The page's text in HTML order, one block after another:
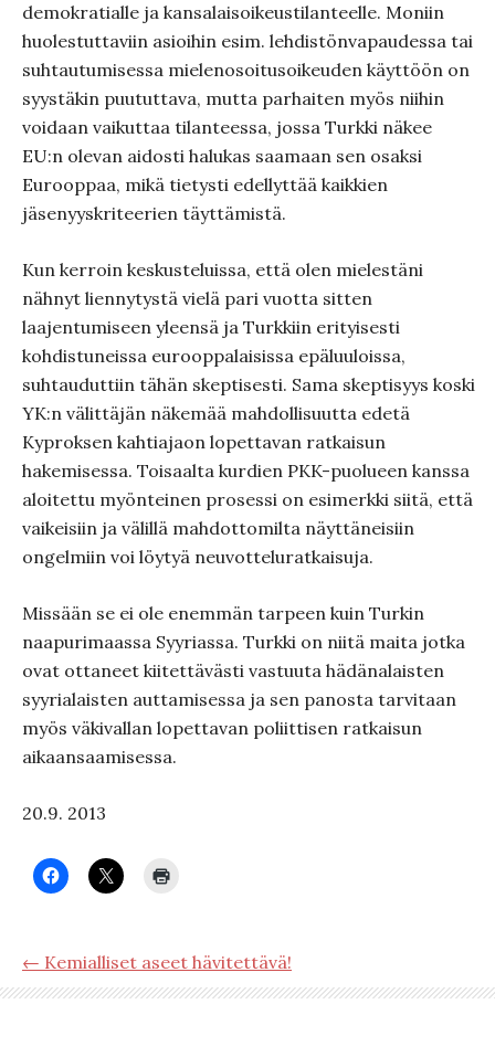
demokratialle ja kansalaisoikeustilanteelle. Moniin
huolestuttaviin asioihin esim. lehdistönvapaudessa tai
suhtautumisessa mielenosoitusoikeuden käyttöön on
syystäkin puututtava, mutta parhaiten myös niihin
voidaan vaikuttaa tilanteessa, jossa Turkki näkee
EU:n olevan aidosti halukas saamaan sen osaksi
Eurooppaa, mikä tietysti edellyttää kaikkien
jäsenyyskriteerien täyttämistä.
Kun kerroin keskusteluissa, että olen mielestäni
nähnyt liennytystä vielä pari vuotta sitten
laajentumiseen yleensä ja Turkkiin erityisesti
kohdistuneissa eurooppalaisissa epäluuloissa,
suhtauduttiin tähän skeptisesti. Sama skeptisyys koski
YK:n välittäjän näkemää mahdollisuutta edetä
Kyproksen kahtiajaon lopettavan ratkaisun
hakemisessa. Toisaalta kurdien PKK-puolueen kanssa
aloitettu myönteinen prosessi on esimerkki siitä, että
vaikeisiin ja välillä mahdottomilta näyttäneisiin
ongelmiin voi löytyä neuvotteluratkaisuja.
Missään se ei ole enemmän tarpeen kuin Turkin
naapurimaassa Syyriassa. Turkki on niitä maita jotka
ovat ottaneet kiitettävästi vastuuta hädänalaisten
syyrialaisten auttamisessa ja sen panosta tarvitaan
myös väkivallan lopettavan poliittisen ratkaisun
aikaansaamisessa.
20.9. 2013
← Kemialliset aseet hävitettävä!